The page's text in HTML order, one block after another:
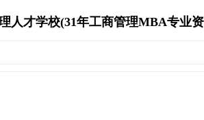
人才学校(31年工商管理MBA专业